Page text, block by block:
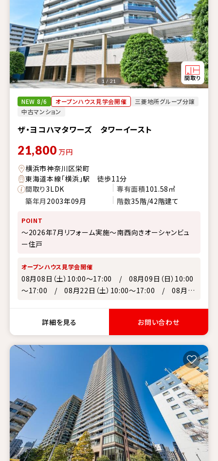
NEW 8/6 オープンハウス見学会開催
三菱地所グループ分譲
中古マンション
ザ・ヨコハマタワーズ タワーイースト
1 / 21
21,800 万円
横浜市神奈川区栄町
東海道本線「横浜」駅 徒歩11分
間取り3LDK 専有面積101.58㎡
築年月 2003年09月 階数35階/42階建て
POINT
～2026年7月リフォーム実施～南西向きオーシャンビュ
ー住戸
オープンハウス見学会開催
08月08日（土）10:00～17:00 / 08月09日（日）10:00
～17:00 / 08月22日（土）10:00～17:00 / 08月23
詳細を見る お問い合わせ